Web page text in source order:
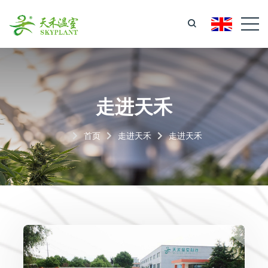
走进天禾
首页 走进天禾 走进天禾